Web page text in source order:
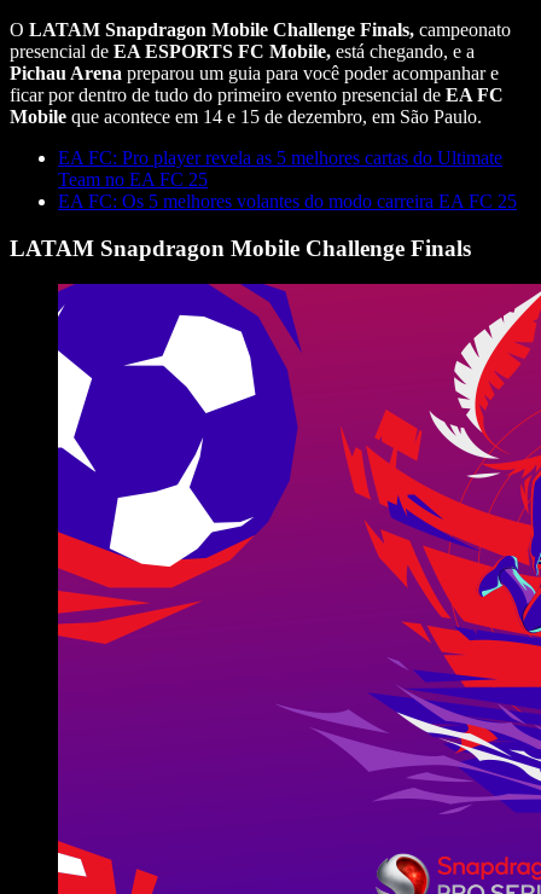
O LATAM Snapdragon Mobile Challenge Finals, campeonato
presencial de EA ESPORTS FC Mobile, está chegando, e a
Pichau Arena preparou um guia para você poder acompanhar e
ficar por dentro de tudo do primeiro evento presencial de EA FC
Mobile que acontece em 14 e 15 de dezembro, em São Paulo.
EA FC: Pro player revela as 5 melhores cartas do Ultimate
Team no EA FC 25
EA FC: Os 5 melhores volantes do modo carreira EA FC 25
LATAM Snapdragon Mobile Challenge Finals